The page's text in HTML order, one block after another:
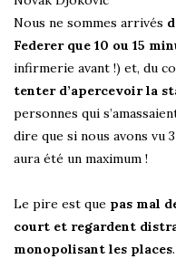
Nous ne sommes arrivés
Federer que 10 ou 15
infirmerie avant !) et, du
tenter d’apercevoir la
personnes qui
dire que si nous avons vu
aura été un maximum !
Le pire est que pas mal
court et regardent
monopolisant les places